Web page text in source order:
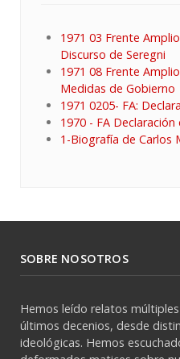
1971 03 Frente
Discurso de Seregni
1971 08 Frente
Medidas de Gobierno
1971 0205- FA:
1970 - FA
1-Biografía de Carlos
SOBRE NOSOTROS
Hemos leído relatos
últimos decenios, desde
ideológicas. Hemos